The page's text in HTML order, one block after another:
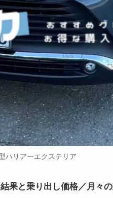
ハリアーエクステリア
果と乗り出し価格／月々